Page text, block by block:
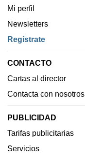
Mi perfil
Newsletters
Regístrate
CONTACTO
Cartas al director
Contacta con nosotros
PUBLICIDAD
Tarifas publicitarias
Servicios